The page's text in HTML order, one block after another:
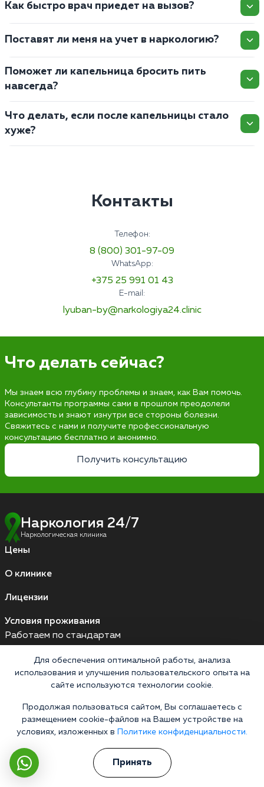
Как быстро врач приедет на вызов?
Поставят ли меня на учет в наркологию?
Поможет ли капельница бросить пить
навсегда?
Что делать, если после капельницы стало
хуже?
Контакты
Телефон:
8 (800) 301-97-09
WhatsApp:
+375 25 991 01 43
E-mail:
lyuban-by@narkologiya24.clinic
Что делать сейчас?
Мы знаем всю глубину проблемы и знаем, как Вам помочь.
Консультанты программы сами в прошлом преодолели
зависимость и знают изнутри все стороны болезни.
Свяжитесь с нами и получите профессиональную
консультацию бесплатно и анонимно.
Получить консультацию
Наркология 24/7
Наркологическая клиника
Цены
О клинике
Лицензии
Условия проживания
Горячая линия 24/7
Работаем по стандартам
Версия для слабовидящих
Карты МИР Наличные
Для обеспечения оптимальной работы, анализа
использования и улучшения пользовательского опыта на
сайте используются технологии cookie.
Продолжая пользоваться сайтом, Вы соглашаетесь с
размещением cookie-файлов на Вашем устройстве на
условиях, изложенных в
Политике конфиденциальности.
Принять